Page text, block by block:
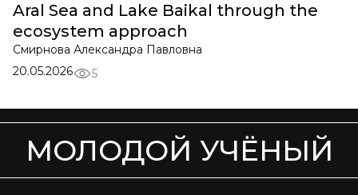
Aral Sea and Lake Baikal through the
ecosystem approach
Смирнова Александра Павловна
20.05.2026
5
МОЛОДОЙ УЧЁНЫЙ